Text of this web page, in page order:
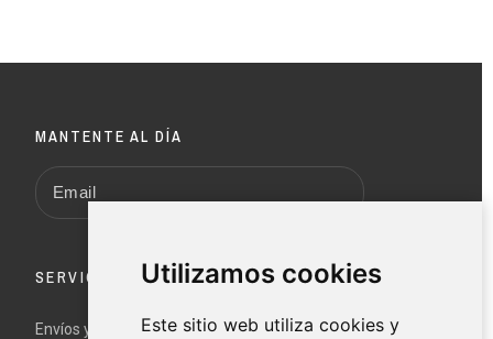
Utilizamos cookies
Este sitio web utiliza cookies y
MANTENTE AL DÍA
SERVICIO AL CLIENTE
Envíos y devoluciones